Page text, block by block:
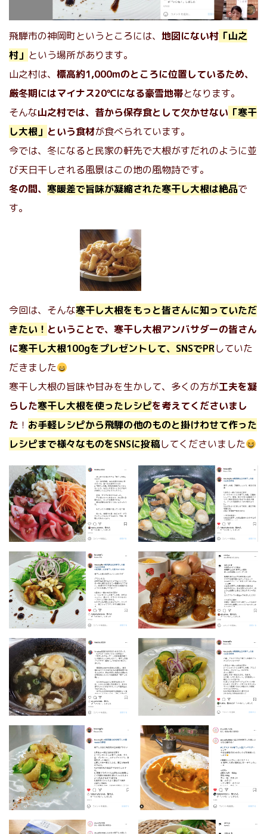
飛騨市の神岡町というところには、 地図にない村 「山之
村」 という場所があります。
山之村は、 標高約1,000mのところに位置しているため、
厳冬期にはマイナス20℃になる豪雪地帯となります。
そんな山之村では、昔から保存食として欠かせない 「寒干
し大根」 という食材が食べられています。
今では、冬になると民家の軒先で大根がすだれのように並
び天日干しされる風景はこの地の風物詩です。
冬の間、 寒暖差で旨味が凝縮された寒干し大根は絶品で
す。
今回は、そんな寒干し大根をもっと皆さんに知っていただ
きたい！ ということで、寒干し大根アンバサダーの皆さん
に寒干し大根100gをプレゼントして、SNSでPRしていた
だきました
寒干し大根の旨味や甘みを生かして、多くの方が工夫を凝
らした寒干し大根を使ったレシピを考えてくださいまし
た ！ お手軽レシピから飛騨の他のものと掛けわせて作った
レシピまで様々なものをSNSに投稿してくださいました